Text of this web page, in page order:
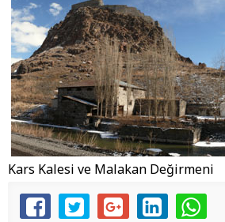
Kars Kalesi ve Malakan Değirmeni